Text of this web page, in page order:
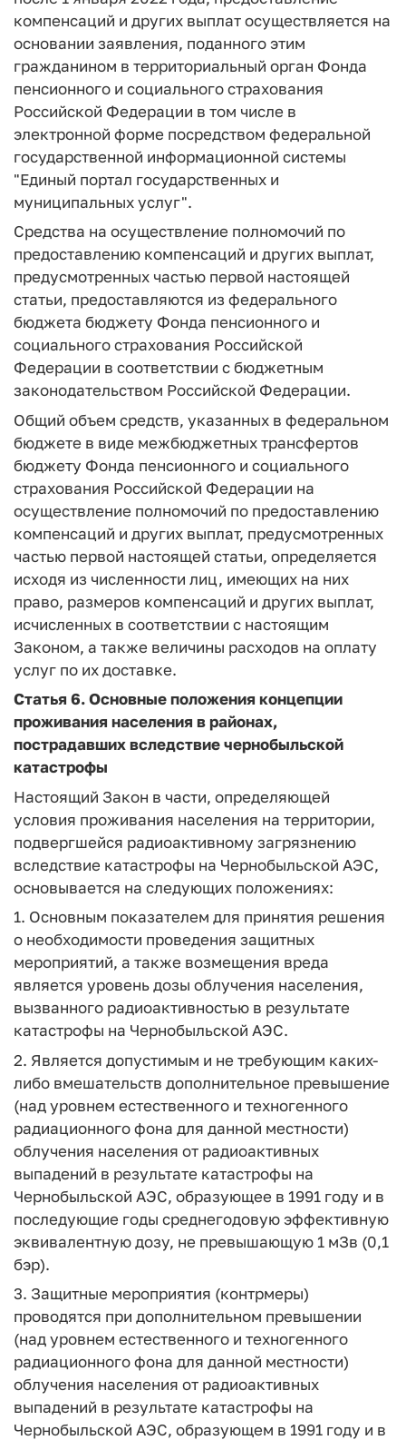
компенсаций и других выплат осуществляется на
основании заявления, поданного этим
гражданином в территориальный орган Фонда
пенсионного и социального страхования
Российской Федерации в том числе в
электронной форме посредством федеральной
государственной информационной системы
"Единый портал государственных и
муниципальных услуг".
Средства на осуществление полномочий по
предоставлению компенсаций и других выплат,
предусмотренных частью первой настоящей
статьи, предоставляются из федерального
бюджета бюджету Фонда пенсионного и
социального страхования Российской
Федерации в соответствии с бюджетным
законодательством Российской Федерации.
Общий объем средств, указанных в федеральном
бюджете в виде межбюджетных трансфертов
бюджету Фонда пенсионного и социального
страхования Российской Федерации на
осуществление полномочий по предоставлению
компенсаций и других выплат, предусмотренных
частью первой настоящей статьи, определяется
исходя из численности лиц, имеющих на них
право, размеров компенсаций и других выплат,
исчисленных в соответствии с настоящим
Законом, а также величины расходов на оплату
услуг по их доставке.
Статья 6.Основные положения концепции
проживания населения в районах,
пострадавших вследствие чернобыльской
катастрофы
Настоящий Закон в части, определяющей
условия проживания населения на территории,
подвергшейся радиоактивному загрязнению
вследствие катастрофы на Чернобыльской АЭС,
основывается на следующих положениях:
1. Основным показателем для принятия решения
о необходимости проведения защитных
мероприятий, а также возмещения вреда
является уровень дозы облучения населения,
вызванного радиоактивностью в результате
катастрофы на Чернобыльской АЭС.
2. Является допустимым и не требующим каких-
либо вмешательств дополнительное превышение
(над уровнем естественного и техногенного
радиационного фона для данной местности)
облучения населения от радиоактивных
выпадений в результате катастрофы на
Чернобыльской АЭС, образующее в 1991 году и в
последующие годы среднегодовую эффективную
эквивалентную дозу, не превышающую 1 мЗв (0,1
бэр).
3. Защитные мероприятия (контрмеры)
проводятся при дополнительном превышении
(над уровнем естественного и техногенного
радиационного фона для данной местности)
облучения населения от радиоактивных
выпадений в результате катастрофы на
Чернобыльской АЭС, образующем в 1991 году и в